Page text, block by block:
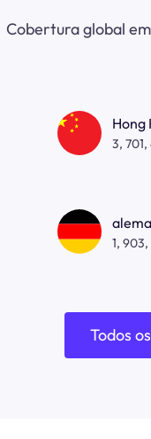
Cobertura global
Hong
3, 701,
1, 903,
Todos